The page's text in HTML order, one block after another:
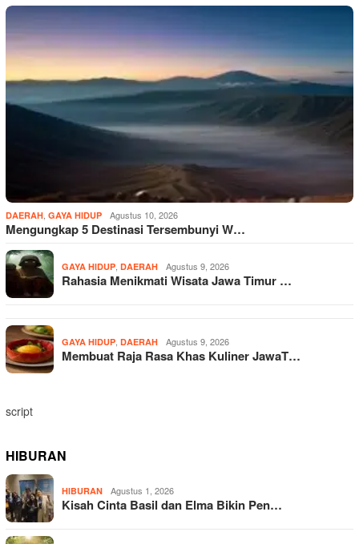
DAERAH, GAYA HIDUP Agustus 10, 2026
Mengungkap 5 Destinasi Tersembunyi W…
GAYA HIDUP, DAERAH Agustus 9, 2026
Rahasia Menikmati Wisata Jawa Timur …
GAYA HIDUP, DAERAH Agustus 9, 2026
Membuat Raja Rasa Khas Kuliner JawaT…
script
HIBURAN
HIBURAN Agustus 1, 2026
Kisah Cinta Basil dan Elma Bikin Pen…